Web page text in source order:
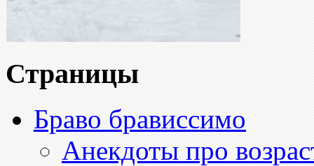
Страницы
Браво брависсимо
Анекдоты про